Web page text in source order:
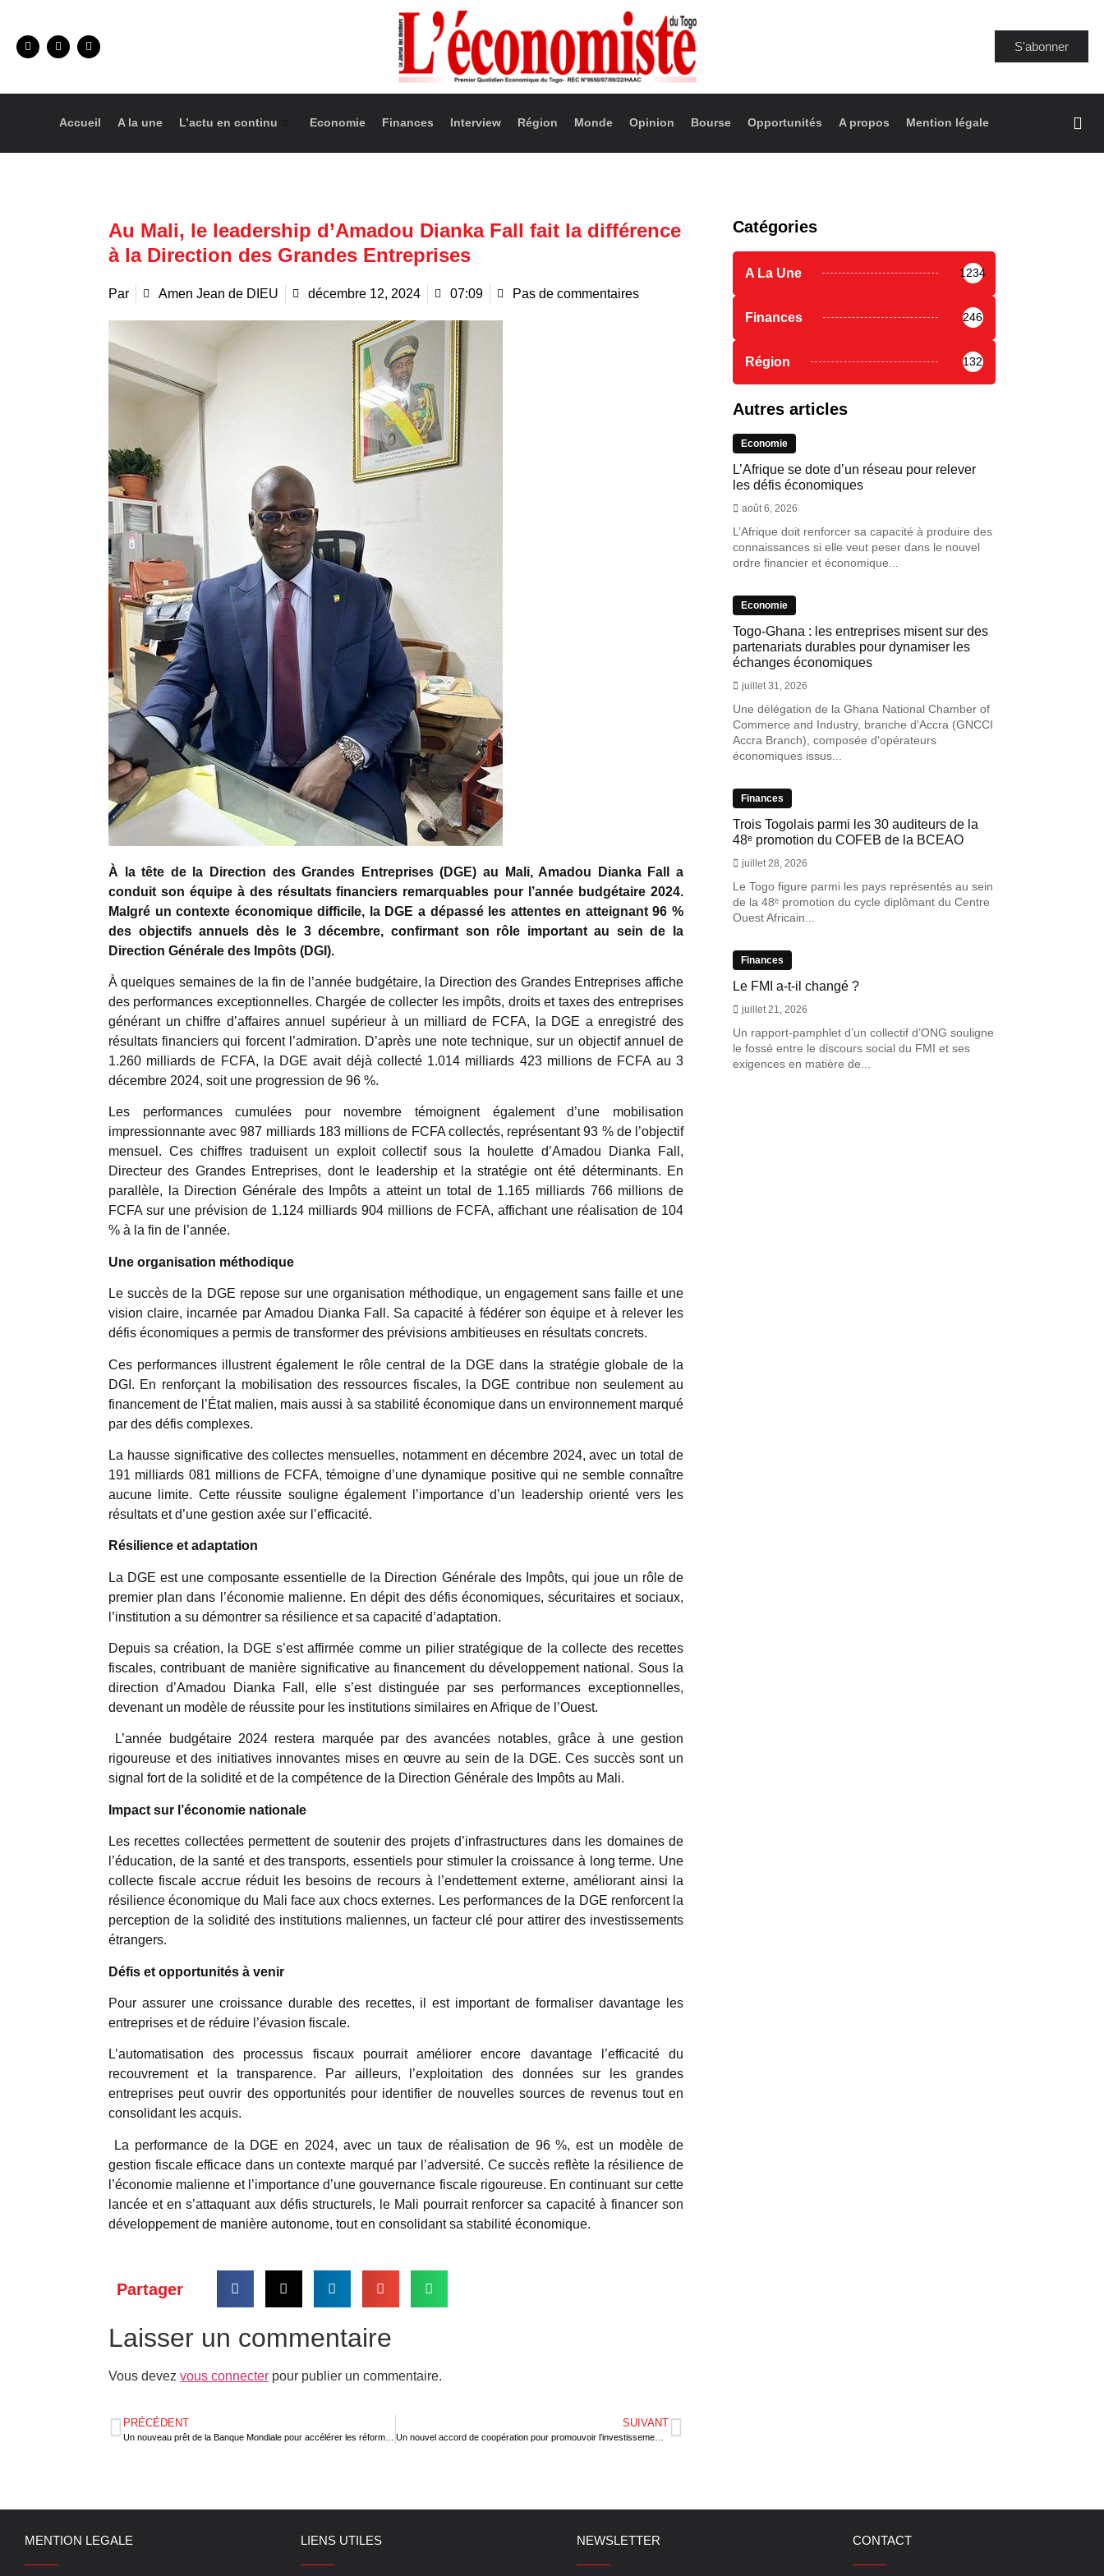
S'abonner
Accueil A la une L’actu en continu Economie Finances Interview Région Monde Opinion Bourse Opportunités A propos Mention légale
Au Mali, le leadership d’Amadou Dianka Fall fait la différence
à la Direction des Grandes Entreprises
Par Amen Jean de DIEU décembre 12, 2024 07:09 Pas de commentaires
À la tête de la Direction des Grandes Entreprises (DGE) au Mali, Amadou Dianka Fall a
conduit son équipe à des résultats financiers remarquables pour l’année budgétaire 2024.
Malgré un contexte économique difficile, la DGE a dépassé les attentes en atteignant 96 %
des objectifs annuels dès le 3 décembre, confirmant son rôle important au sein de la
Direction Générale des Impôts (DGI).
À quelques semaines de la fin de l’année budgétaire, la Direction des Grandes Entreprises affiche
des performances exceptionnelles. Chargée de collecter les impôts, droits et taxes des entreprises
générant un chiffre d’affaires annuel supérieur à un milliard de FCFA, la DGE a enregistré des
résultats financiers qui forcent l’admiration. D’après une note technique, sur un objectif annuel de
1.260 milliards de FCFA, la DGE avait déjà collecté 1.014 milliards 423 millions de FCFA au 3
décembre 2024, soit une progression de 96 %.
Les performances cumulées pour novembre témoignent également d’une mobilisation
impressionnante avec 987 milliards 183 millions de FCFA collectés, représentant 93 % de l’objectif
mensuel. Ces chiffres traduisent un exploit collectif sous la houlette d’Amadou Dianka Fall,
Directeur des Grandes Entreprises, dont le leadership et la stratégie ont été déterminants. En
parallèle, la Direction Générale des Impôts a atteint un total de 1.165 milliards 766 millions de
FCFA sur une prévision de 1.124 milliards 904 millions de FCFA, affichant une réalisation de 104
% à la fin de l’année.
Une organisation méthodique
Le succès de la DGE repose sur une organisation méthodique, un engagement sans faille et une
vision claire, incarnée par Amadou Dianka Fall. Sa capacité à fédérer son équipe et à relever les
défis économiques a permis de transformer des prévisions ambitieuses en résultats concrets.
Ces performances illustrent également le rôle central de la DGE dans la stratégie globale de la
DGI. En renforçant la mobilisation des ressources fiscales, la DGE contribue non seulement au
financement de l’État malien, mais aussi à sa stabilité économique dans un environnement marqué
par des défis complexes.
La hausse significative des collectes mensuelles, notamment en décembre 2024, avec un total de
191 milliards 081 millions de FCFA, témoigne d’une dynamique positive qui ne semble connaître
aucune limite. Cette réussite souligne également l’importance d’un leadership orienté vers les
résultats et d’une gestion axée sur l’efficacité.
Résilience et adaptation
La DGE est une composante essentielle de la Direction Générale des Impôts, qui joue un rôle de
premier plan dans l’économie malienne. En dépit des défis économiques, sécuritaires et sociaux,
l’institution a su démontrer sa résilience et sa capacité d’adaptation.
Depuis sa création, la DGE s’est affirmée comme un pilier stratégique de la collecte des recettes
fiscales, contribuant de manière significative au financement du développement national. Sous la
direction d’Amadou Dianka Fall, elle s’est distinguée par ses performances exceptionnelles,
devenant un modèle de réussite pour les institutions similaires en Afrique de l’Ouest.
L’année budgétaire 2024 restera marquée par des avancées notables, grâce à une gestion
rigoureuse et des initiatives innovantes mises en œuvre au sein de la DGE. Ces succès sont un
signal fort de la solidité et de la compétence de la Direction Générale des Impôts au Mali.
Impact sur l’économie nationale
Les recettes collectées permettent de soutenir des projets d’infrastructures dans les domaines de
l’éducation, de la santé et des transports, essentiels pour stimuler la croissance à long terme. Une
collecte fiscale accrue réduit les besoins de recours à l’endettement externe, améliorant ainsi la
résilience économique du Mali face aux chocs externes. Les performances de la DGE renforcent la
perception de la solidité des institutions maliennes, un facteur clé pour attirer des investissements
étrangers.
Défis et opportunités à venir
Pour assurer une croissance durable des recettes, il est important de formaliser davantage les
entreprises et de réduire l’évasion fiscale.
L’automatisation des processus fiscaux pourrait améliorer encore davantage l’efficacité du
recouvrement et la transparence. Par ailleurs, l’exploitation des données sur les grandes
entreprises peut ouvrir des opportunités pour identifier de nouvelles sources de revenus tout en
consolidant les acquis.
La performance de la DGE en 2024, avec un taux de réalisation de 96 %, est un modèle de
gestion fiscale efficace dans un contexte marqué par l’adversité. Ce succès reflète la résilience de
l’économie malienne et l’importance d’une gouvernance fiscale rigoureuse. En continuant sur cette
lancée et en s’attaquant aux défis structurels, le Mali pourrait renforcer sa capacité à financer son
développement de manière autonome, tout en consolidant sa stabilité économique.
Partager
Laisser un commentaire
Vous devez vous connecter pour publier un commentaire.
PRÉCÉDENT SUIVANT
Catégories
A La Une 1234
Finances 246
Région 132
Autres articles
Economie
L’Afrique se dote d’un réseau pour relever
les défis économiques
août 6, 2026
L’Afrique doit renforcer sa capacité à produire des
connaissances si elle veut peser dans le nouvel
ordre financier et économique...
Economie
Togo-Ghana : les entreprises misent sur des
partenariats durables pour dynamiser les
échanges économiques
juillet 31, 2026
Une délégation de la Ghana National Chamber of
Commerce and Industry, branche d'Accra (GNCCI
Accra Branch), composée d'opérateurs
économiques issus...
Finances
Trois Togolais parmi les 30 auditeurs de la
48ᵉ promotion du COFEB de la BCEAO
juillet 28, 2026
Le Togo figure parmi les pays représentés au sein
de la 48ᵉ promotion du cycle diplômant du Centre
Ouest Africain...
Finances
Le FMI a-t-il changé ?
juillet 21, 2026
Un rapport-pamphlet d’un collectif d’ONG souligne
le fossé entre le discours social du FMI et ses
exigences en matière de...
MENTION LEGALE LIENS UTILES NEWSLETTER CONTACT